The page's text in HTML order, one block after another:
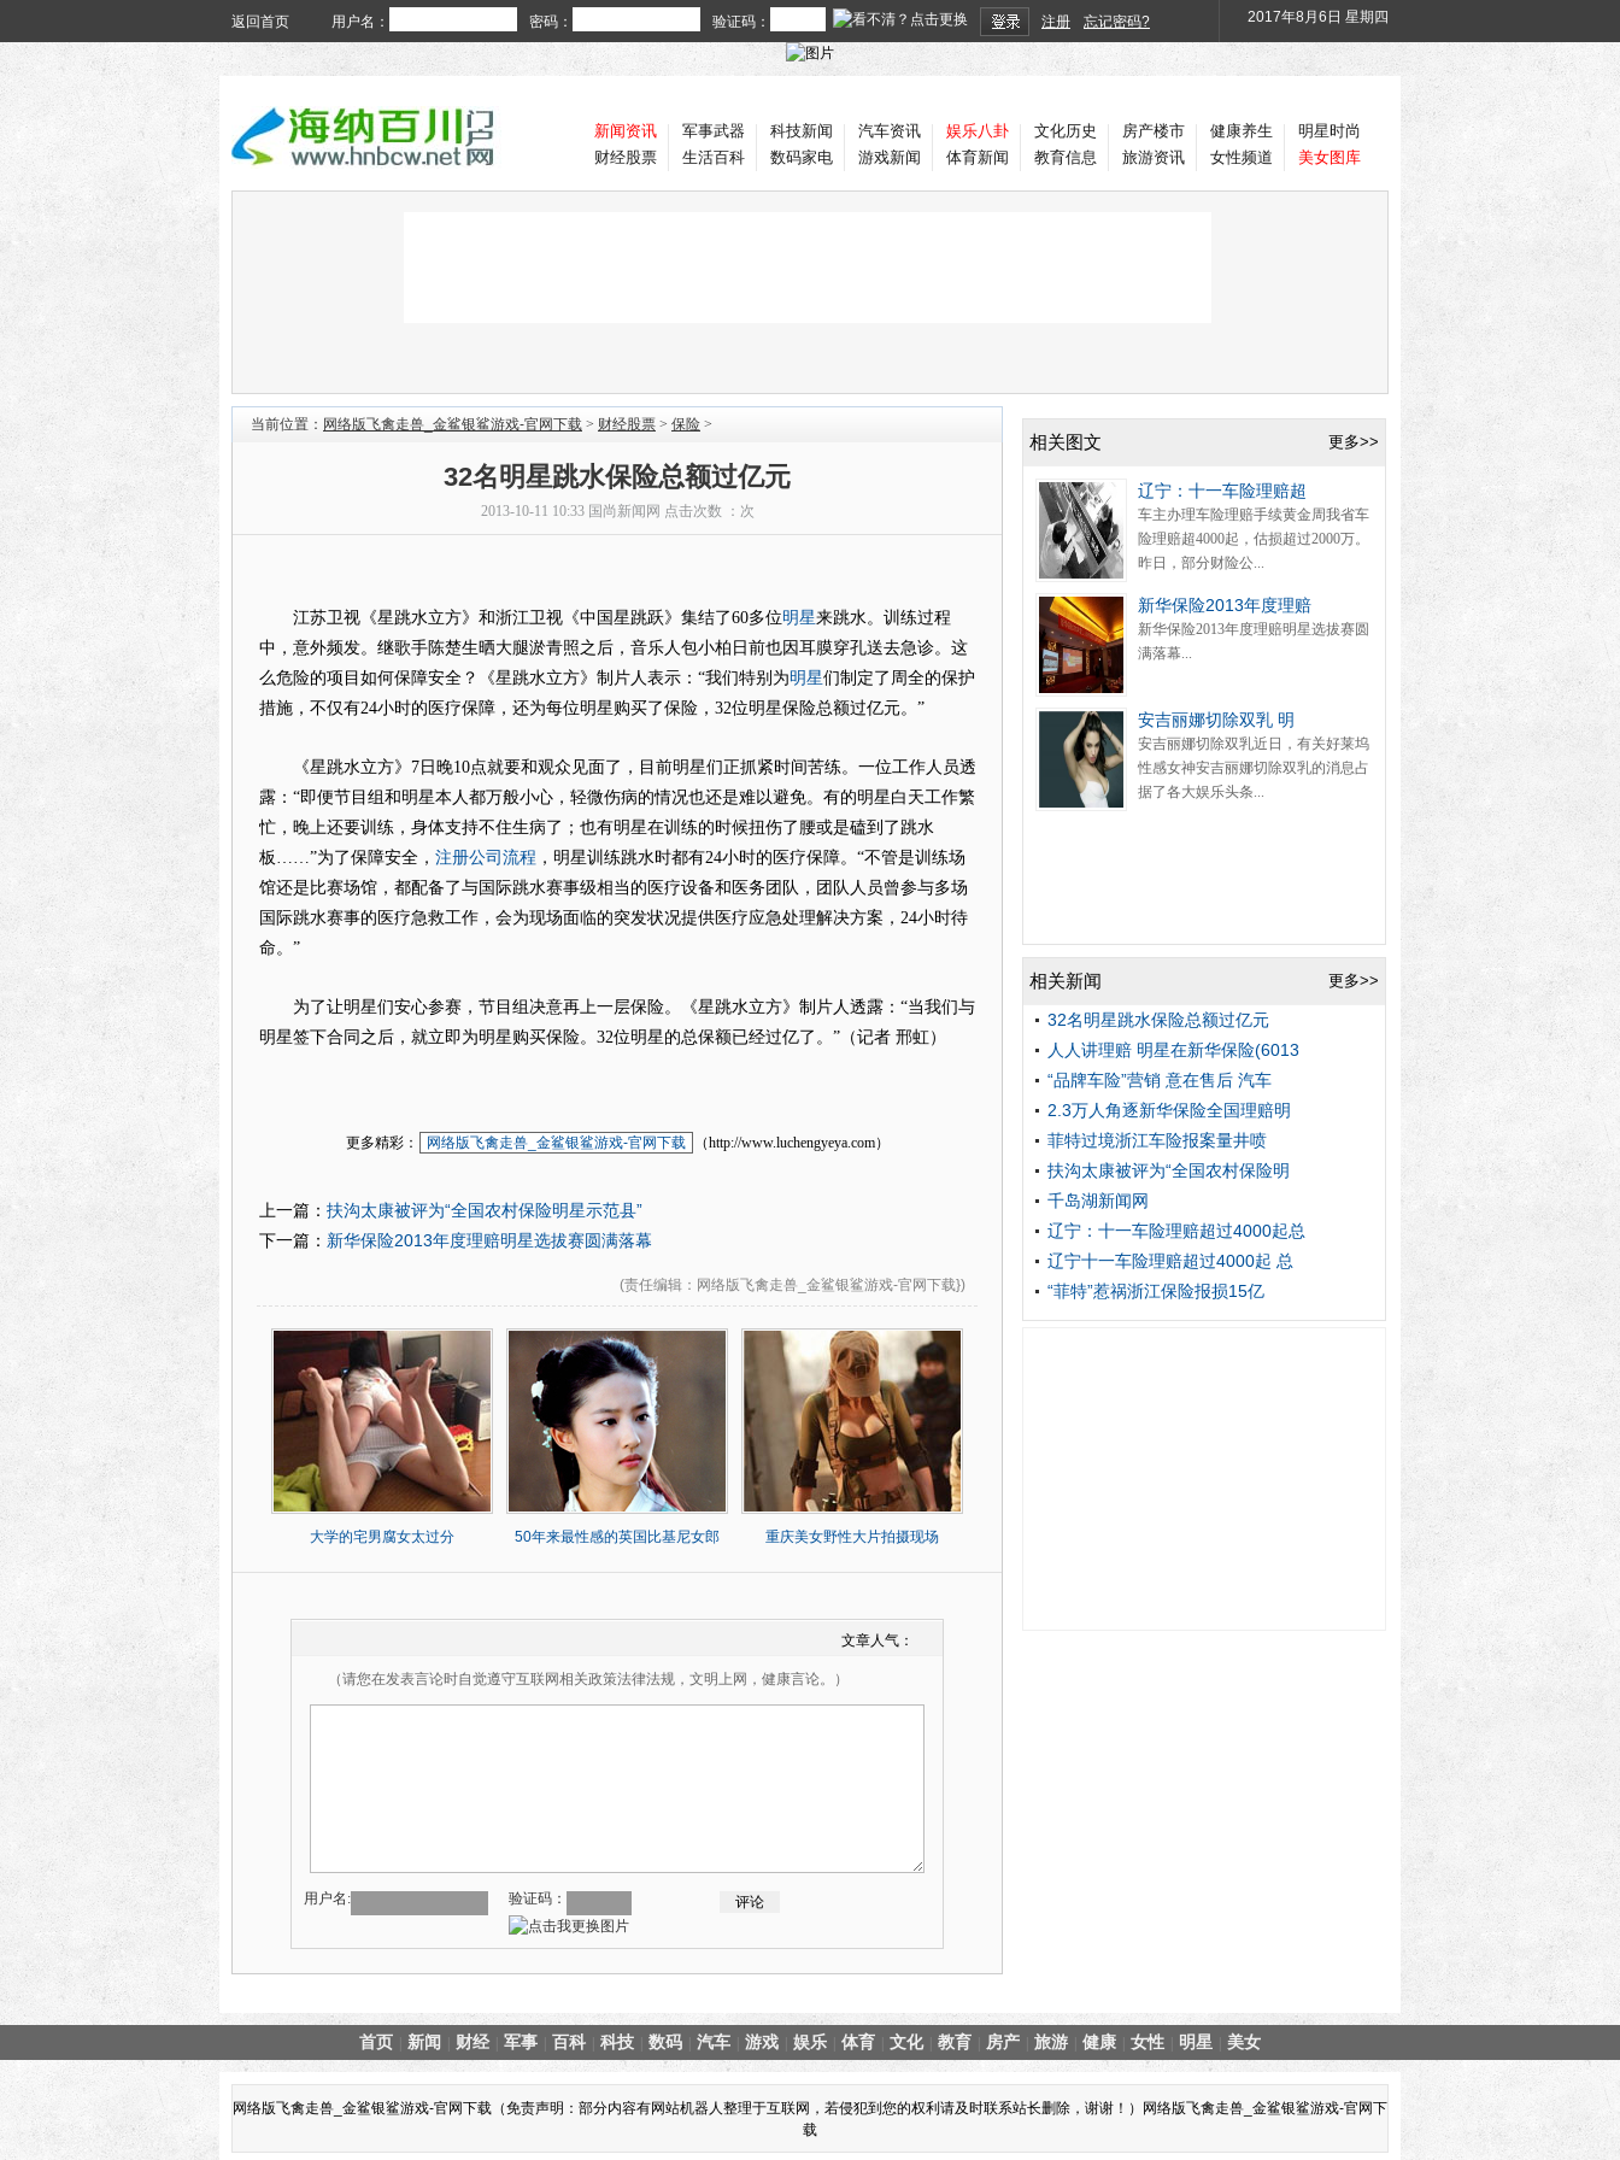
返回首页 用户名： 密码： 验证码： 注册 忘记密码? 2017年8月6日 星期四
新闻资讯
财经股票
军事武器
生活百科
科技新闻
数码家电
汽车资讯
游戏新闻
娱乐八卦
体育新闻
文化历史
教育信息
房产楼市
旅游资讯
健康养生
女性频道
明星时尚
美女图库
当前位置： 网络版飞禽走兽_金鲨银鲨游戏-官网下载 > 财经股票 > 保险 >
32名明星跳水保险总额过亿元
2013-10-11 10:33 国尚新闻网 点击次数 ： 次
江苏卫视《星跳水立方》和浙江卫视《中国星跳跃》集结了60多位明星来跳水。训练过程
中，意外频发。继歌手陈楚生晒大腿淤青照之后，音乐人包小柏日前也因耳膜穿孔送去急诊。这
么危险的项目如何保障安全？《星跳水立方》制片人表示：“我们特别为明星们制定了周全的保护
措施，不仅有24小时的医疗保障，还为每位明星购买了保险，32位明星保险总额过亿元。”
《星跳水立方》7日晚10点就要和观众见面了，目前明星们正抓紧时间苦练。一位工作人员透
露：“即便节目组和明星本人都万般小心，轻微伤病的情况也还是难以避免。有的明星白天工作繁
忙，晚上还要训练，身体支持不住生病了；也有明星在训练的时候扭伤了腰或是磕到了跳水
板……”为了保障安全， 注册公司流程 ，明星训练跳水时都有24小时的医疗保障。“不管是训练场
馆还是比赛场馆，都配备了与国际跳水赛事级相当的医疗设备和医务团队，团队人员曾参与多场
国际跳水赛事的医疗急救工作，会为现场面临的突发状况提供医疗应急处理解决方案，24小时待
命。”
为了让明星们安心参赛，节目组决意再上一层保险。《星跳水立方》制片人透露：“当我们与
明星签下合同之后，就立即为明星购买保险。32位明星的总保额已经过亿了。”（记者 邢虹）
更多精彩： 网络版飞禽走兽_金鲨银鲨游戏-官网下载 （http://www.luchengyeya.com）
上一篇： 扶沟太康被评为“全国农村保险明星示范县”
下一篇： 新华保险2013年度理赔明星选拔赛圆满落幕
(责任编辑 ：网络版飞禽走兽_金鲨银鲨游戏-官网下载})
大学的宅男腐女太过分 50年来最性感的英国比基尼女郎 重庆美女野性大片拍摄现场
文章人气：
（请您在发表言论时自觉遵守互联网相关政策法律法规，文明上网，健康言论。）
用户名: 验证码：
更多>>
相关图文
辽宁：十一车险理赔超
车主办理车险理赔手续黄金周我省车
险理赔超4000起，估损超过2000万。
昨日，部分财险公...
新华保险2013年度理赔
新华保险2013年度理赔明星选拔赛圆
满落幕...
安吉丽娜切除双乳 明
安吉丽娜切除双乳近日，有关好莱坞
性感女神安吉丽娜切除双乳的消息占
据了各大娱乐头条...
更多>>
相关新闻
32名明星跳水保险总额过亿元
人人讲理赔 明星在新华保险(6013
“品牌车险”营销 意在售后 汽车
2.3万人角逐新华保险全国理赔明
菲特过境浙江车险报案量井喷
扶沟太康被评为“全国农村保险明
千岛湖新闻网
辽宁：十一车险理赔超过4000起总
辽宁十一车险理赔超过4000起 总
“菲特”惹祸浙江保险报损15亿
首页 新闻 财经 军事 百科 科技 数码 汽车 游戏 娱乐 体育 文化 教育 房产 旅游 健康 女性 明星 美女
网络版飞禽走兽_金鲨银鲨游戏-官网下载（免责声明：部分内容有网站机器人整理于互联网，若侵犯到您的权利请及时联系站长删除，谢谢！）网络版飞禽走兽_金鲨银鲨游戏-官网下
载